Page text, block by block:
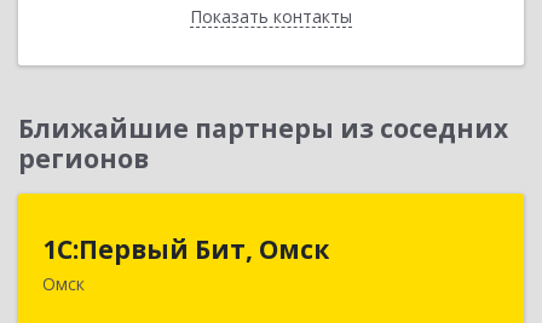
Показать контакты
Назад
Ближайшие партнеры из соседних
регионов
1С:Первый Бит, Омск
Омск
644099, Омская обл, Омск г, Гагарина ул, дом №